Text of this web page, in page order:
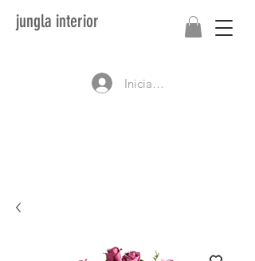
jungla interior
Iniciar sesión